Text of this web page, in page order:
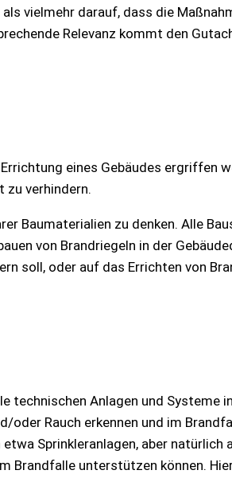
vielmehr darauf, dass die
Relevanz kommt den
eines Gebäudes ergriffen
zu verhindern.
Baumaterialien zu denken. Alle
von Brandriegeln in der
soll, oder auf das Errichten von
technischen Anlagen und Systeme
oder Rauch erkennen und im
Sprinkleranlagen, aber natürlich
Brandfalle unterstützen können.